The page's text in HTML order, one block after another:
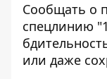
Сообщать о
спецлинию
или даже